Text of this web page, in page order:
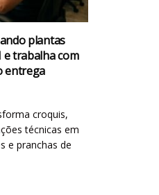
plantas
e trabalha com
entrega
croquis,
técnicas em
e pranchas de